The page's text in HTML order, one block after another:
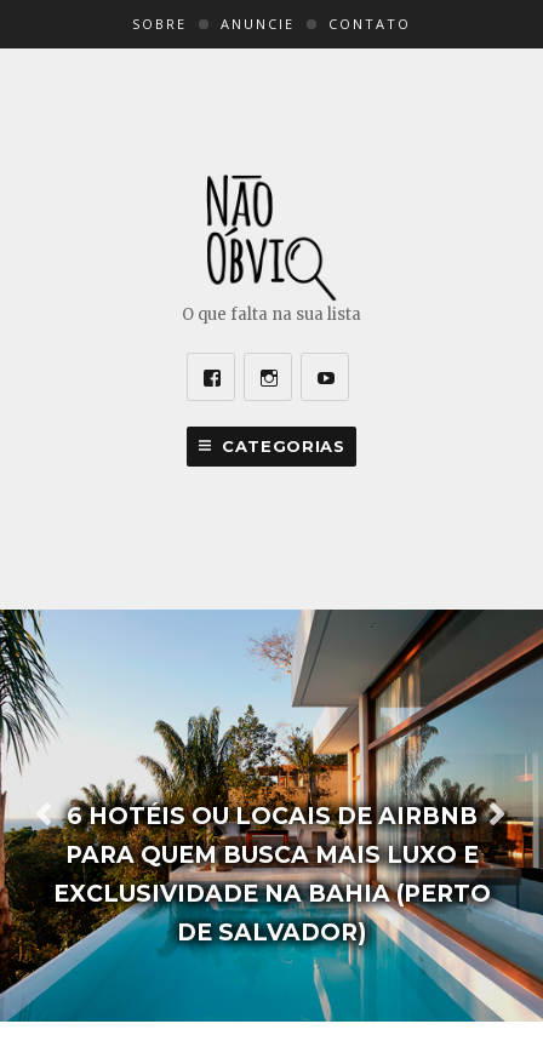
SOBRE ANUNCIE CONTATO
O que falta na sua lista
CATEGORIAS
AS 20 FRASES MAIS FAMOSAS DA
ESCRITORA VANESSA BRUNT